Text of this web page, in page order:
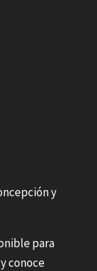
y
para
conoce